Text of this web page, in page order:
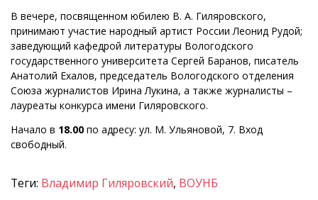
В вечере, посвященном юбилею В. А. Гиляровского,
принимают участие народный артист России Леонид Рудой;
заведующий кафедрой литературы Вологодского
государственного университета Сергей Баранов, писатель
Анатолий Ехалов, председатель Вологодского отделения
Союза журналистов Ирина Лукина, а также журналисты –
лауреаты конкурса имени Гиляровского.
Начало в 18.00 по адресу: ул. М. Ульяновой, 7. Вход
свободный.
Теги: Владимир Гиляровский, ВОУНБ